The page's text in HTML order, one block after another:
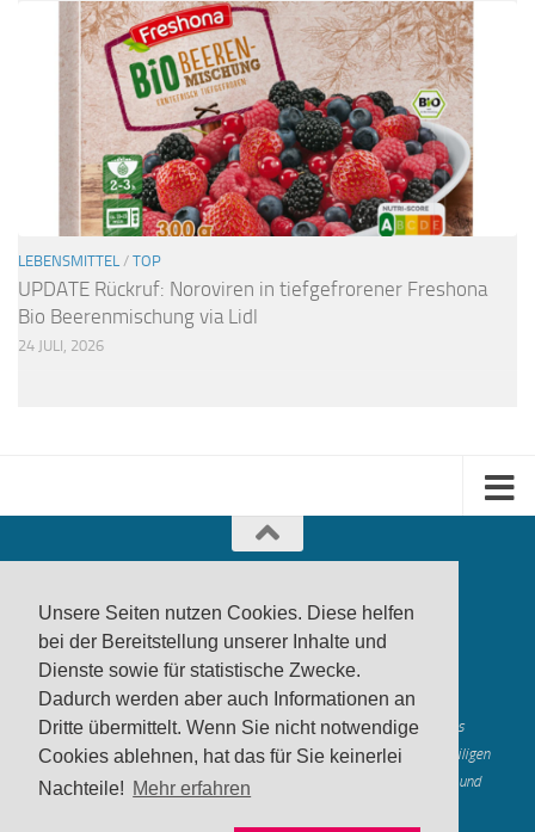
Unsere Seiten nutzen Cookies. Diese helfen
bei der Bereitstellung unserer Inhalte und
Dienste sowie für statistische Zwecke.
Dadurch werden aber auch Informationen an
Dritte übermittelt. Wenn Sie nicht notwendige
Cookies ablehnen, hat das für Sie keinerlei
Nachteile! Mehr erfahren
LEBENSMITTEL / TOP
UPDATE Rückruf: Noroviren in tiefgefrorener Freshona
Bio Beerenmischung via Lidl
24 JULI, 2026
produktwarnung.eu - 2007-2026
Made in Gerstetten |Medienzentrum Gerstetten
Alle genannten Marken, Warenzeichen und Logos innerhalb dieses
Medienangebotes sind durch die Marken- und Urheberechte der jeweiligen
Rechteinhaber geschützt, und dienen lediglich der Berichterstattung und